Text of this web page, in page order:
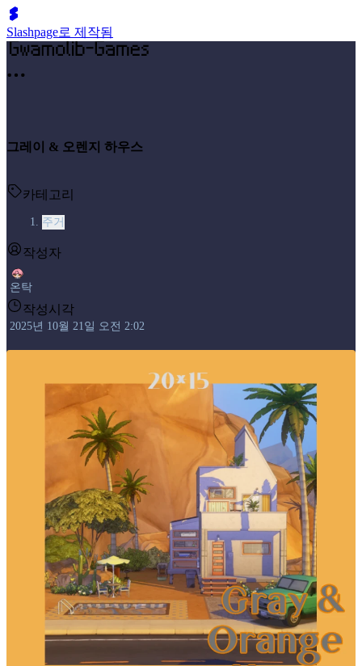
Slashpage로 제작됨
그레이 & 오렌지 하우스
카테고리
주거
작성자
온탁
작성시각
2025년 10월 21일 오전 2:02